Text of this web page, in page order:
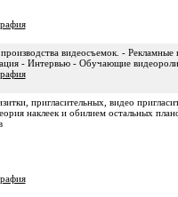
видеосъемок. -
- Интервью - Обучающие
пригласительных, видео
наклеек и обилием остальных